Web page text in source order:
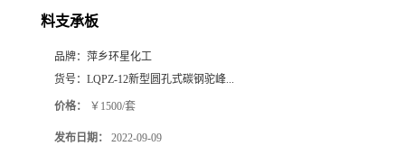
料支承板
品牌： 萍乡环星化工
货号： LQPZ-12新型圆孔式碳钢驼峰...
价格： ￥1500/套
发布日期： 2022-09-09